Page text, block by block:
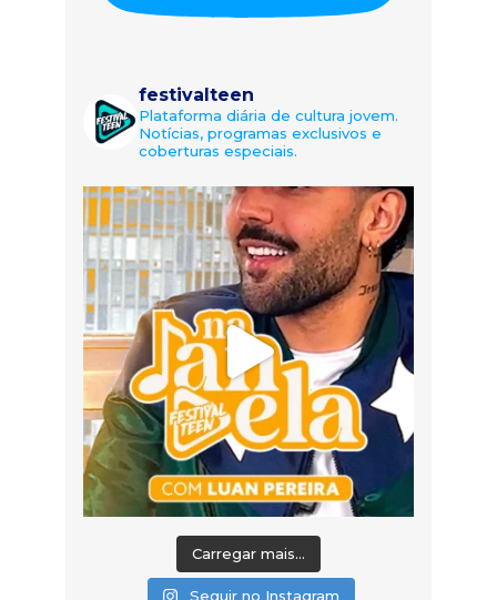
festivalteen
Plataforma diária de cultura jovem.
Notícias, programas exclusivos e
coberturas especiais.
Carregar mais...
Seguir no Instagram